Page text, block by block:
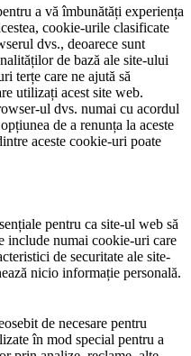
a vă îmbunătăți experiența
cookie-urile clasificate
dvs., deoarece sunt
de bază ale site-ului
terțe care ne ajută să
utilizați acest site web.
ul dvs. numai cu acordul
de a renunța la aceste
aceste cookie-uri poate
pentru ca site-ul web să
include numai cookie-uri care
de securitate ale site-
nicio informație personală.
de necesare pentru
în mod special pentru a